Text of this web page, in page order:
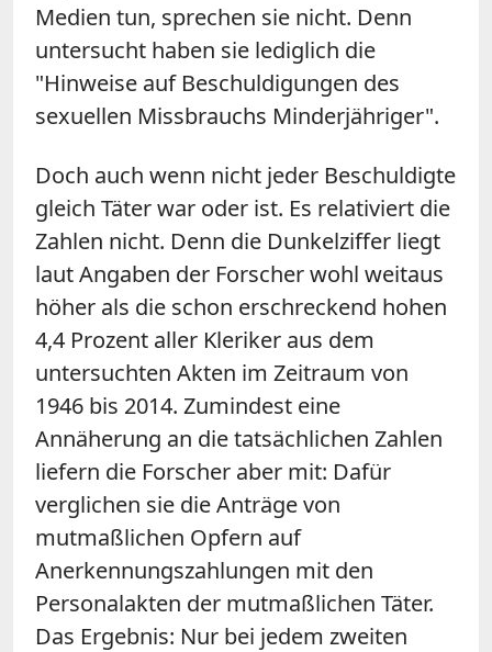
Medien tun, sprechen sie nicht. Denn
untersucht haben sie lediglich die
"Hinweise auf Beschuldigungen des
sexuellen Missbrauchs Minderjähriger".
Doch auch wenn nicht jeder Beschuldigte
gleich Täter war oder ist. Es relativiert die
Zahlen nicht. Denn die Dunkelziffer liegt
laut Angaben der Forscher wohl weitaus
höher als die schon erschreckend hohen
4,4 Prozent aller Kleriker aus dem
untersuchten Akten im Zeitraum von
1946 bis 2014. Zumindest eine
Annäherung an die tatsächlichen Zahlen
liefern die Forscher aber mit: Dafür
verglichen sie die Anträge von
mutmaßlichen Opfern auf
Anerkennungszahlungen mit den
Personalakten der mutmaßlichen Täter.
Das Ergebnis: Nur bei jedem zweiten